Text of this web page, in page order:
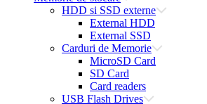
HDD si SSD externe
External HDD
External SSD
Carduri de Memorie
MicroSD Card
SD Card
Card readers
USB Flash Drives